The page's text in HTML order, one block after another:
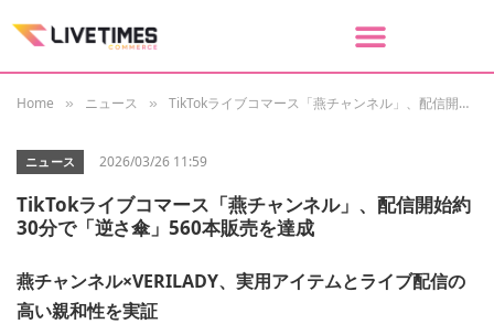
Home » ニュース » TikTokライブコマース「燕チャンネル」、配信開始約30分で「逆さ傘」560本販売を達成
ニュース 2026/03/26 11:59
TikTokライブコマース「燕チャンネル」、配信開始約
30分で「逆さ傘」560本販売を達成
燕チャンネル×VERILADY、実用アイテムとライブ配信の
高い親和性を実証